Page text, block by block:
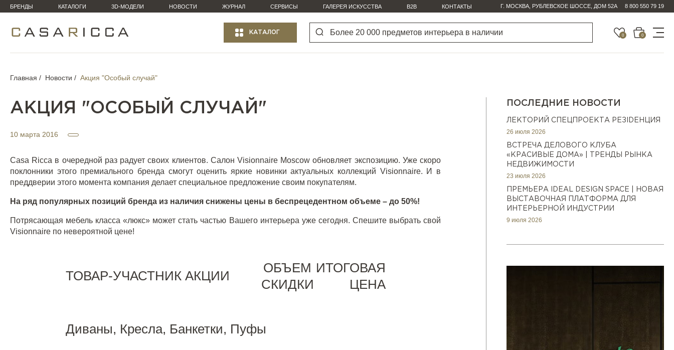
БРЕНДЫ КАТАЛОГИ 3D-МОДЕЛИ НОВОСТИ ЖУРНАЛ СЕРВИСЫ ГАЛЕРЕЯ ИСКУССТВА B2B КОНТАКТЫ Г. МОСКВА, РУБЛЕВСКОЕ ШОССЕ, ДОМ 52А 8 800 550 79 19
КАТАЛОГ 0 0
Главная Новости Акция "Особый случай"
АКЦИЯ "ОСОБЫЙ СЛУЧАЙ"
10 марта 2016
Casa Ricca в очередной раз радует своих клиентов. Салон Visionnaire Moscow обновляет экспозицию. Уже скоро
поклонники этого премиального бренда смогут оценить яркие новинки актуальных коллекций Visionnaire. И в
преддверии этого момента компания делает специальное предложение своим покупателям.
На ряд популярных позиций бренда из наличия снижены цены в беспрецедентном объеме – до 50%!
Потрясающая мебель класса «люкс» может стать частью Вашего интерьера уже сегодня. Спешите выбрать свой
Visionnaire по невероятной цене!
ТОВАР-УЧАСТНИК АКЦИИ
ОБЪЕМ
СКИДКИ
ИТОГОВАЯ
ЦЕНА
Диваны, Кресла, Банкетки, Пуфы
ПОСЛЕДНИЕ НОВОСТИ
ЛЕКТОРИЙ СПЕЦПРОЕКТА РЕЗIDEНЦИЯ
26 июля 2026
ВСТРЕЧА ДЕЛОВОГО КЛУБА
«КРАСИВЫЕ ДОМА» | ТРЕНДЫ РЫНКА
НЕДВИЖИМОСТИ
23 июля 2026
ПРЕМЬЕРА IDEAL DESIGN SPACE | НОВАЯ
ВЫСТАВОЧНАЯ ПЛАТФОРМА ДЛЯ
ИНТЕРЬЕРНОЙ ИНДУСТРИИ
9 июля 2026